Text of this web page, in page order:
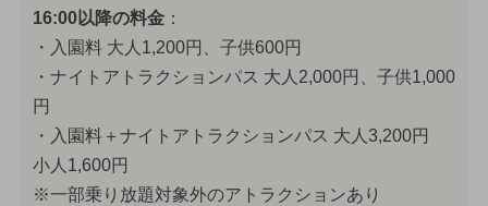
16:00以降の料金：
・入園料 大人1,200円、子供600円
・ナイトアトラクションパス 大人2,000円、子供1,000
円
・入園料＋ナイトアトラクションパス 大人3,200円
小人1,600円
※一部乗り放題対象外のアトラクションあり